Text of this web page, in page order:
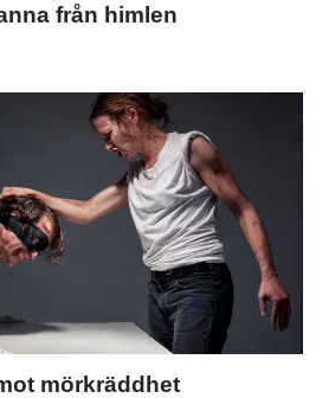
från himlen
mörkräddhet